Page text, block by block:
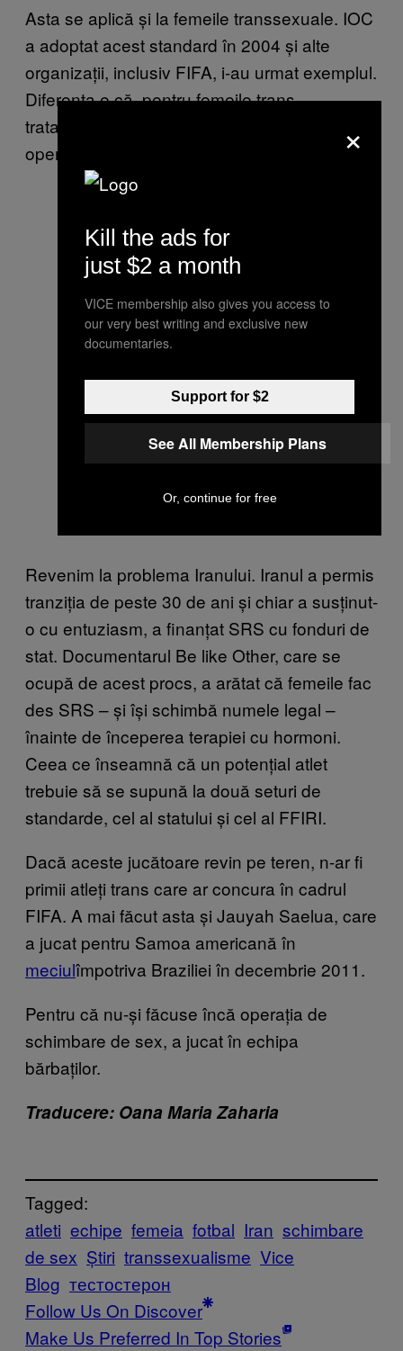
Asta se aplică și la femeile transsexuale. IOC
a adoptat acest standard în 2004 și alte
organizații, inclusiv FIFA, i-au urmat exemplul.
Diferența e că, pentru femeile trans,
tratatmentul înseamnă tranziție chimică și
operație de schimbare a sexului.
Revenim la problema Iranului. Iranul a permis
tranziția de peste 30 de ani și chiar a susținut-
o cu entuziasm, a finanțat SRS cu fonduri de
stat. Documentarul Be like Other, care se
ocupă de acest procs, a arătat că femeile fac
des SRS – și își schimbă numele legal –
înainte de începerea terapiei cu hormoni.
Ceea ce înseamnă că un potențial atlet
trebuie să se supună la două seturi de
standarde, cel al statului și cel al FFIRI.
Dacă aceste jucătoare revin pe teren, n-ar fi
primii atleți trans care ar concura în cadrul
FIFA. A mai făcut asta și Jauyah Saelua, care
a jucat pentru Samoa americană în
meciulîmpotriva Braziliei în decembrie 2011.
Pentru că nu-și făcuse încă operația de
schimbare de sex, a jucat în echipa
bărbaților.
Traducere: Oana Maria Zaharia
Tagged:
atleti echipe femeia fotbal Iran schimbare
de sex Știri transsexualisme Vice
Blog тестостерон
Follow Us On Discover
Make Us Preferred In Top Stories
×
Kill the ads for
just $2 a month
VICE membership also gives you access to
our very best writing and exclusive new
documentaries.
Support for $2
See All Membership Plans
Or, continue for free